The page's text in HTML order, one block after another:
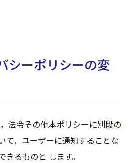
シーポリシーの変
法令その他本ポリシーに別段の
て，ユーザーに通知することな
るものと します。